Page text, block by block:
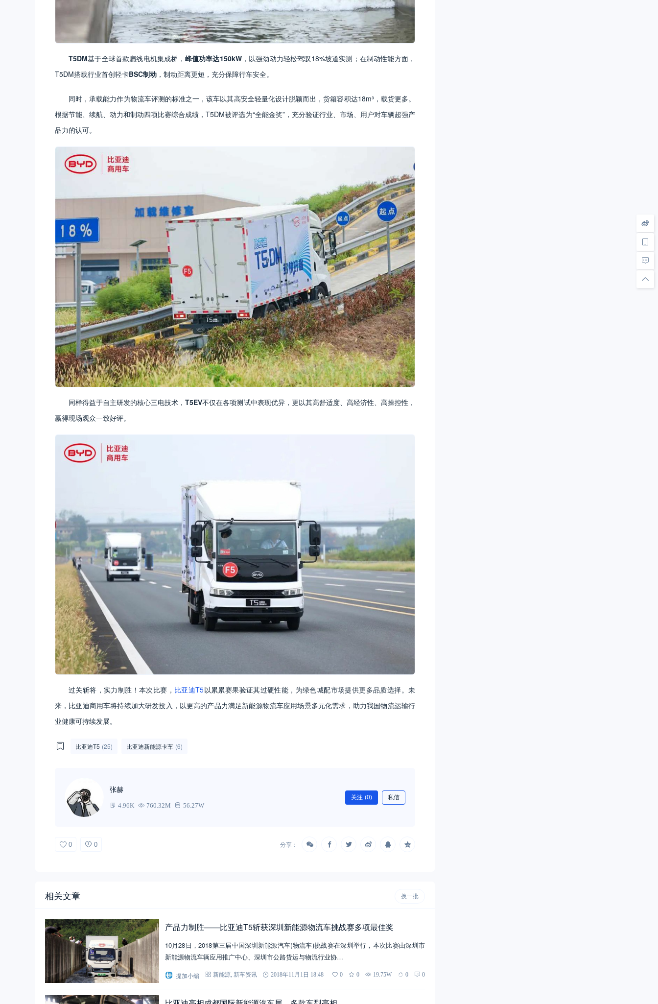
T5DM基于全球首款扁线电机集成桥， 峰值功率达150kW，以强劲动力轻松驾驭18%坡道实测；在制动性能方面，
T5DM搭载行业首创轻卡BSC制动 ，制动距离更短，充分保障行车安全。
同时，承载能力作为物流车评测的标准之一，该车以其高安全轻量化设计脱颖而出，货箱容积达18m³，载货更多。
根据节能、续航、动力和制动四项比赛综合成绩，T5DM被评选为“全能金奖”，充分验证行业、市场、用户对车辆超强产
品力的认可。
同样得益于自主研发的核心三电技术，T5EV不仅在各项测试中表现优异，更以其高舒适度、高经济性、高操控性，
赢得现场观众一致好评。
过关斩将，实力制胜！本次比赛， 比亚迪T5以累累赛果验证其过硬性能，为绿色城配市场提供更多品质选择。未
来，比亚迪商用车将持续加大研发投入，以更高的产品力满足新能源物流车应用场景多元化需求，助力我国物流运输行
业健康可持续发展。
比亚迪T5 (25) 比亚迪新能源卡车 (6)
张赫
4.96K 760.32M 56.27W
关注 (0) 私信
0 0 分享：
相关文章 换一批
产品力制胜——比亚迪T5斩获深圳新能源物流车挑战赛多项最佳奖
10月28日，2018第三届中国深圳新能源汽车(物流车)挑战赛在深圳举行，本次比赛由深圳市
新能源物流车辆应用推广中心、深圳市公路货运与物流行业协…
提加小编 新能源, 新车资讯 2018年11月1日 18:48 0 0 19.75W 0 0